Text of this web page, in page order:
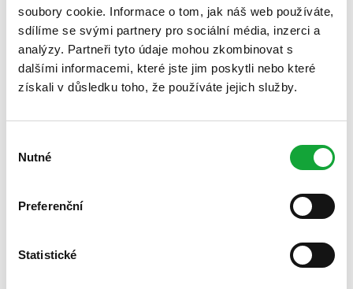
soubory cookie. Informace o tom, jak náš web používáte,
sdílíme se svými partnery pro sociální média, inzerci a
analýzy. Partneři tyto údaje mohou zkombinovat s
dalšími informacemi, které jste jim poskytli nebo které
získali v důsledku toho, že používáte jejich služby.
souhlasu
Nutné
Preferenční
Statistické